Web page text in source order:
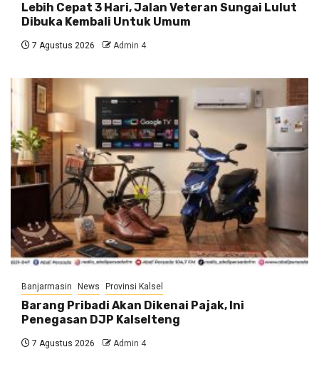
Lebih Cepat 3 Hari, Jalan Veteran Sungai Lulut
Dibuka Kembali Untuk Umum
7 Agustus 2026 Admin 4
Banjarmasin News Provinsi Kalsel
Barang Pribadi Akan Dikenai Pajak, Ini
Penegasan DJP Kalselteng
7 Agustus 2026 Admin 4